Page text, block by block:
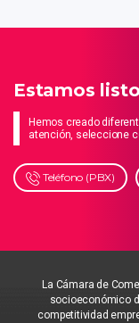
Estamos
Hemos creado
atención, seleccione
Teléfono (PBX)
La Cámara de
socioeconómico
competitividad